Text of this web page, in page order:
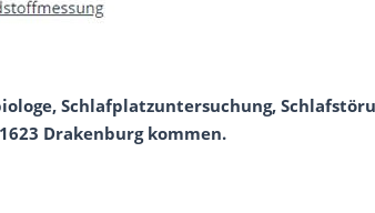
Schlafplatzuntersuchung,
Drakenburg kommen.